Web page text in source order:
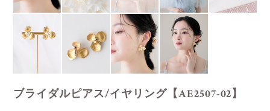
ブライダルピアス/イヤリング【AE2507-02】